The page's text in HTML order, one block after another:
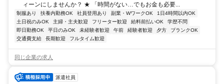
ィーンにしませんか？ ★ 「時間がない…でもお金も必要...
制服あり 扶養内勤務OK 社員登用あり 副業・WワークOK
1日4時間以内OK
土日祝のみOK
主婦・主夫歓迎 フリーター歓迎 給料前払いOK
学歴不問
即日勤務OK
平日のみOK 未経験者歓迎 午前 経験者歓迎 夕方
ブランクOK
交通費支給
長期歓迎 フルタイム歓迎
同じ企業の求人
派遣社員